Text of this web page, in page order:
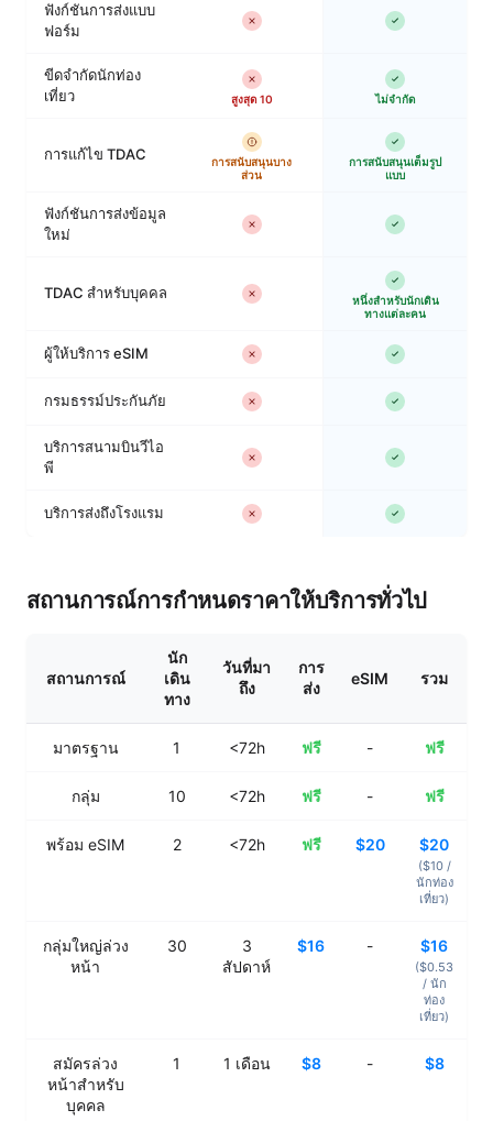
ฟังก์ชันการส่งแบบ
ฟอร์ม
ขีดจำกัดนักท่อง
เที่ยว
สูงสุด 10 ไม่จำกัด
การแก้ไข TDAC
การสนับสนุนบาง
ส่วน
การสนับสนุนเต็มรูป
แบบ
ฟังก์ชันการส่งข้อมูล
ใหม่
TDAC สำหรับบุคคล
หนึ่งสำหรับนักเดิน
ทางแต่ละคน
ผู้ให้บริการ eSIM
กรมธรรม์ประกันภัย
บริการสนามบินวีไอ
พี
บริการส่งถึงโรงแรม
สถานการณ์การกำหนดราคาให้บริการทั่วไป
สถานการณ์
นัก
เดิน
ทาง
วันที่มา
ถึง
การ
ส่ง
eSIM รวม
มาตรฐาน 1 <72h ฟรี - ฟรี
กลุ่ม 10 <72h ฟรี - ฟรี
พร้อม eSIM 2 <72h ฟรี $20 $20
($10 /
นักท่อง
เที่ยว)
กลุ่มใหญ่ล่วง
หน้า
30
3
สัปดาห์
$16 - $16
($0.53
/ นัก
ท่อง
เที่ยว)
สมัครล่วง
หน้าสำหรับ
บุคคล
1 1 เดือน $8 - $8